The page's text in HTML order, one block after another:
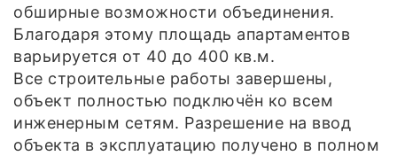
обширные возможности объединения.
Благодаря этому площадь апартаментов
варьируется от 40 до 400 кв.м.
Все строительные работы завершены,
объект полностью подключён ко всем
инженерным сетям. Разрешение на ввод
объекта в эксплуатацию получено в полном